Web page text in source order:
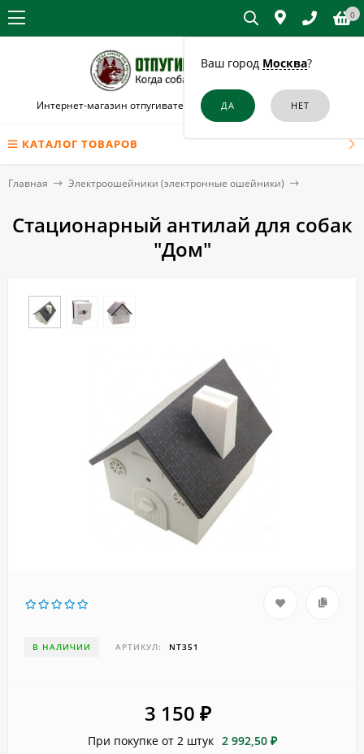
Ваш город Москва?
0
Интернет-магазин отпугивателей собак и кошек в Конаково
КАТАЛОГ ТОВАРОВ
Главная Электроошейники (электронные ошейники)
Стационарный антилай для собак
"Дом"
В НАЛИЧИИ АРТИКУЛ: NT351
3 150 ₽
При покупке от 2 штук 2 992,50 ₽